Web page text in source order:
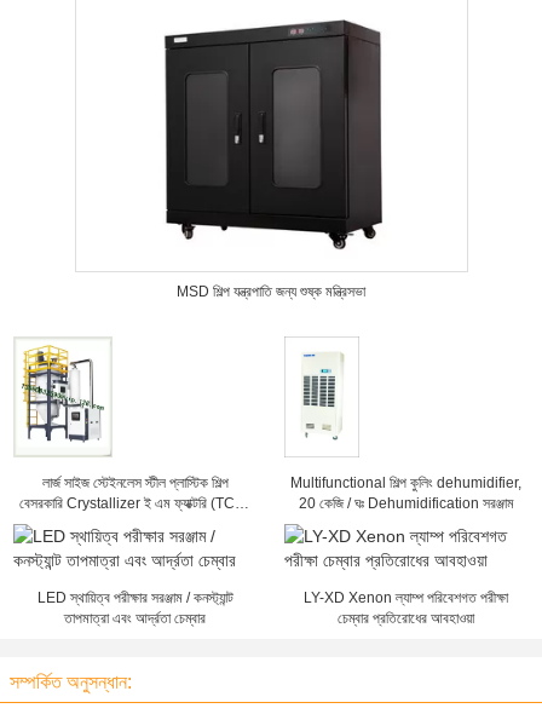
MSD শিল্প যন্ত্রপাতি জন্য শুষ্ক মন্ত্রিসভা
লার্জ সাইজ স্টেইনলেস স্টীল প্লাস্টিক শিল্প
বেসরকারি Crystallizer ই এম ফ্যাক্টরি (TCR-
2500U)
Multifunctional শিল্প কুলিং dehumidifier,
20 কেজি / ঘঃ Dehumidification সরঞ্জাম
LED স্থায়িত্ব পরীক্ষার সরঞ্জাম / কনস্ট্যান্ট
তাপমাত্রা এবং আর্দ্রতা চেম্বার
LY-XD Xenon ল্যাম্প পরিবেশগত পরীক্ষা
চেম্বার প্রতিরোধের আবহাওয়া
সম্পর্কিত অনুসন্ধান: